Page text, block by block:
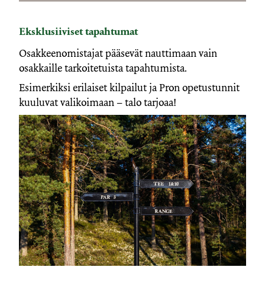
Eksklusiiviset tapahtumat
Osakkeenomistajat pääsevät nauttimaan vain
osakkaille tarkoitetuista tapahtumista.
Esimerkiksi erilaiset kilpailut ja Pron opetustunnit
kuuluvat valikoimaan – talo tarjoaa!